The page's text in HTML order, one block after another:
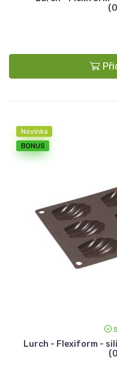
Novinka
BONUS
Lurch - Flexiform -